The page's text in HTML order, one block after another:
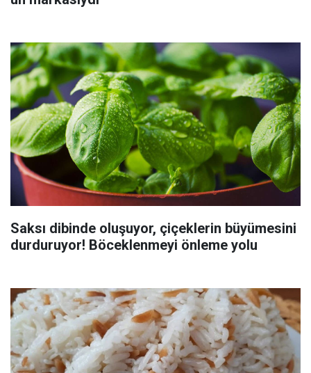
Saksı dibinde oluşuyor, çiçeklerin büyümesini
durduruyor! Böceklenmeyi önleme yolu